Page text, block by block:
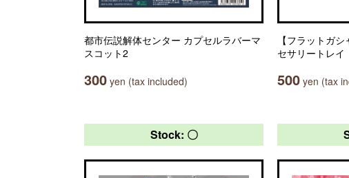
都市伝説解体センター カプセルラバーマ
スコット2
300 yen (tax included)
【フラットガ
セサリートレイ
500 yen (tax
Stock: 〇